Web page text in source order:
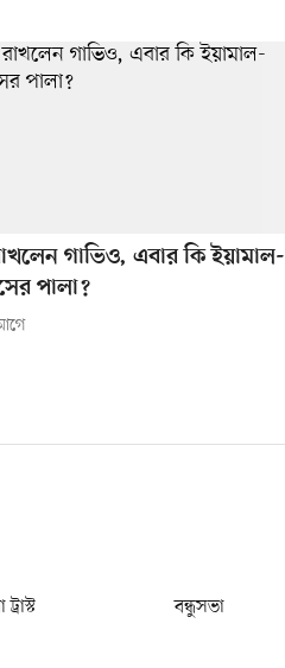
গাভিও, এবার কি ইয়ামাল-
পালা?
বন্ধুসভা